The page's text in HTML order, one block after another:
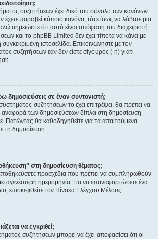
συζητήσεων έχει δικό του σύνολο των κανόνων
έχετε παραβεί κάποιο κανόνα, τότε ίσως να λάβατε μια
σημειώστε ότι αυτό είναι απόφαση του διαχειριστή
και το phpBB Limited δεν έχει τίποτα να κάνει με
συγκεκριμένη ιστοσελίδα. Επικοινωνήστε με τον
συζητήσεων εάν δεν είστε σίγουρος (-η) γιατί
σε έναν συντονιστή;
συζητήσεων το έχει επιτρέψει, θα πρέπει να
αναφορά των δημοσιεύσεων δίπλα στη δημοσίευση
Πατώντας θα καθοδηγηθείτε για τα απαιτούμενα
τη δημοσίευση.
στη δημοσίευση θέματος;
προσχέδια που πρέπει να συμπληρωθούν
ημερομηνία. Για να επαναφορτώσετε ένα
επισκεφθείτε τον Πίνακα Ελέγχου Μέλους.
να εγκριθεί;
συζητήσεων μπορεί να έχει αποφασίσει ότι οι